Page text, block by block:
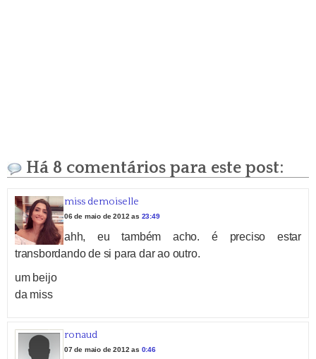
Há 8 comentários para este post:
miss demoiselle
06 de maio de 2012 as 23:49
ahh, eu também acho. é preciso estar
transbordando de si para dar ao outro.
um beijo
da miss
ronaud
07 de maio de 2012 as 0:46